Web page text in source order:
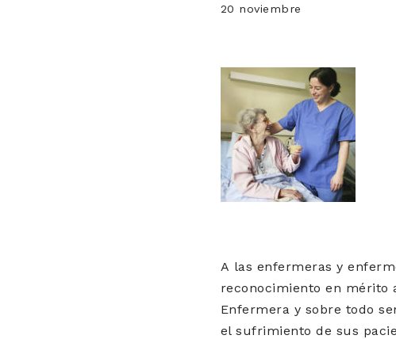
20 noviembre
A las enfermeras y
reconocimiento en
Enfermera y sobre todo
el sufrimiento de sus